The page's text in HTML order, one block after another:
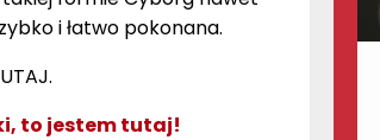
i łatwo pokonana.
to jestem tutaj!